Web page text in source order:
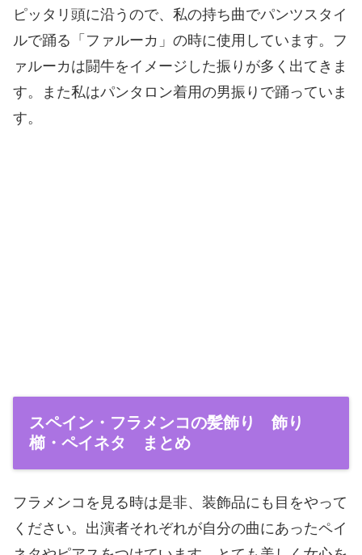
ピッタリ頭に沿うので、私の持ち曲でパンツスタイ
ルで踊る「ファルーカ」の時に使用しています。フ
ァルーカは闘牛をイメージした振りが多く出てきま
す。また私はパンタロン着用の男振りで踊っていま
す。
スペイン・フラメンコの髪飾り 飾り
櫛・ペイネタ まとめ
フラメンコを見る時は是非、装飾品にも目をやって
ください。出演者それぞれが自分の曲にあったペイ